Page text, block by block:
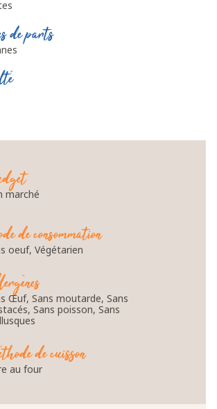
de parts
marché
de consommation
oeuf, Végétarien
Œuf, Sans moutarde, Sans
Sans poisson, Sans
de cuisson
au four